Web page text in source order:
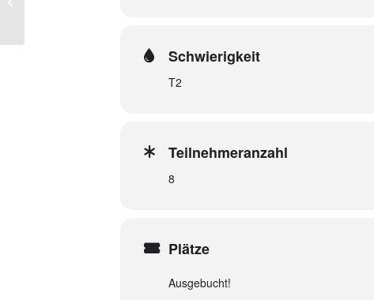
Schwierigkeit
T2
Teilnehmeranzahl
8
Plätze
Ausgebucht!